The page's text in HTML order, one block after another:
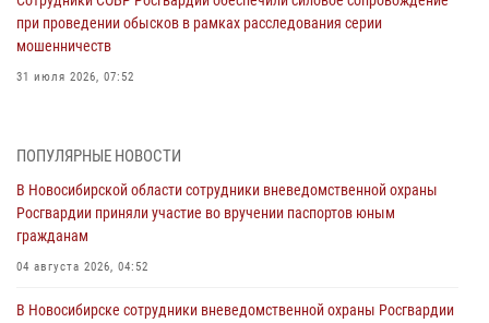
при проведении обысков в рамках расследования серии
мошенничеств
31 июля 2026, 07:52
При силовой поддержке бойцов ОМОН и СОБР Росгвардии
пресечена деятельность группы лиц, причастных к мошенничеству
в сфере страхования
ПОПУЛЯРНЫЕ НОВОСТИ
В Новосибирской области сотрудники вневедомственной охраны
Росгвардии приняли участие во вручении паспортов юным
гражданам
04 августа 2026, 04:52
В Новосибирске сотрудники вневедомственной охраны Росгвардии